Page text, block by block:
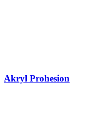
Akryl Prohesion